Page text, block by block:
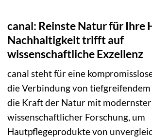
canal: Reinste Natur für Ihre
Nachhaltigkeit trifft auf
wissenschaftliche Exzellenz
canal steht für eine
die Verbindung von
die Kraft der Natur mit modernster
wissenschaftlicher Forschung, um
Hautpflegeprodukte von